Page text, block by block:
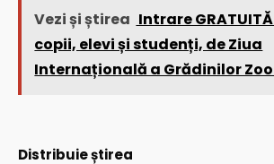
Vezi și știrea Intrare
copii, elevi și studenți, de Ziua
Internațională a Grădinilor
Distribuie știrea